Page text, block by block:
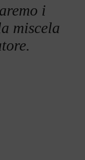
i
miscela